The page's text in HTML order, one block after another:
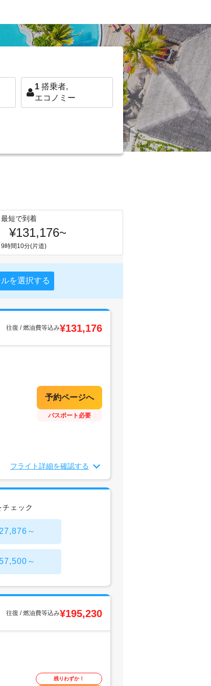
1 搭乗者,
エコノミー
最短で到着
¥131,176~
9時間10分(片道)
を選択する
往復 / 燃油費等込み¥131,176
パスポート必要
フライト詳細を確認する
ェック
～
～
往復 / 燃油費等込み¥195,230
残りわずか！